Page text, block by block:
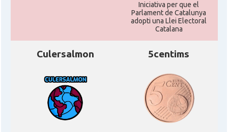
Iniciativa per que el
Parlament de Catalunya
adopti una Llei Electoral
Catalana
Culersalmon 5centims